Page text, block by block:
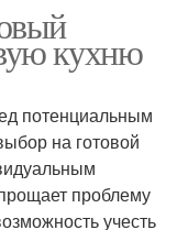
кухню
потенциальным
на готовой
проблему
учесть